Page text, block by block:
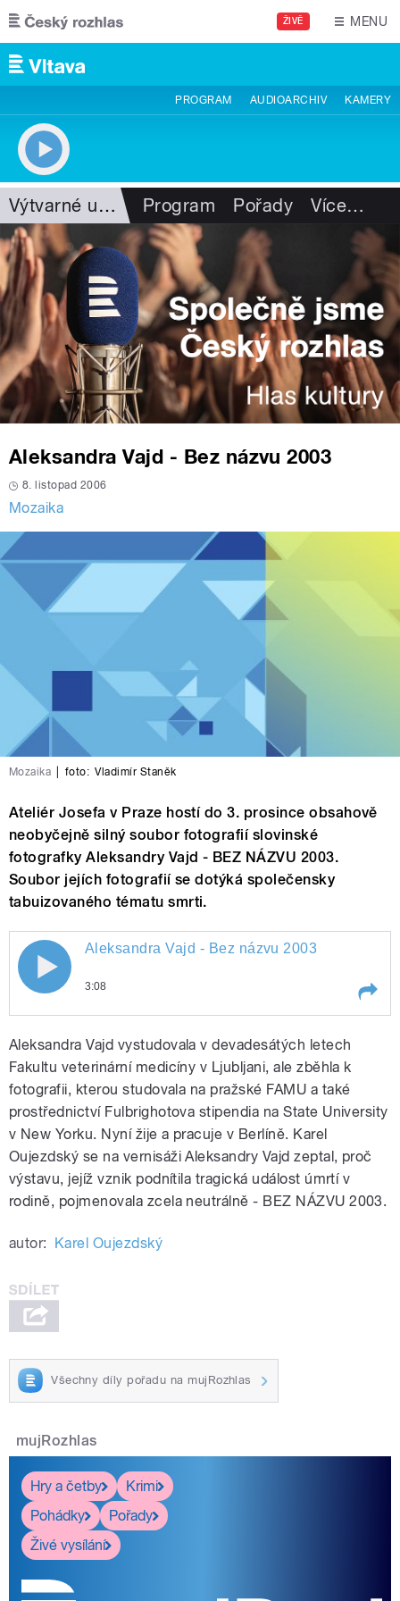
Přejít k hlavnímu obsahu
ŽIVĚ MENU
PROGRAM AUDIOARCHIV KAMERY
Výtvarné umění Program Pořady Více…
Aleksandra Vajd - Bez názvu 2003
8. listopad 2006
Mozaika
Mozaika foto: Vladimír Staněk
Ateliér Josefa v Praze hostí do 3. prosince obsahově
neobyčejně silný soubor fotografií slovinské
fotografky Aleksandry Vajd - BEZ NÁZVU 2003.
Soubor jejích fotografií se dotýká společensky
tabuizovaného tématu smrti.
Aleksandra Vajd - Bez názvu 2003
pause
Aleksandra Vajd - Bez názvu 2003
3:08
Aleksandra Vajd vystudovala v devadesátých letech
Fakultu veterinární medicíny v Ljubljani, ale zběhla k
fotografii, kterou studovala na pražské FAMU a také
prostřednictví Fulbrighotova stipendia na State University
v New Yorku. Nyní žije a pracuje v Berlíně. Karel
Oujezdský se na vernisáži Aleksandry Vajd zeptal, proč
výstavu, jejíž vznik podnítila tragická událost úmrtí v
rodině, pojmenovala zcela neutrálně - BEZ NÁZVU 2003.
autor: Karel Oujezdský
Všechny díly pořadu na mujRozhlas
mujRozhlas
Hry a četby
Krimi
Pohádky
Pořady
Živé vysílání